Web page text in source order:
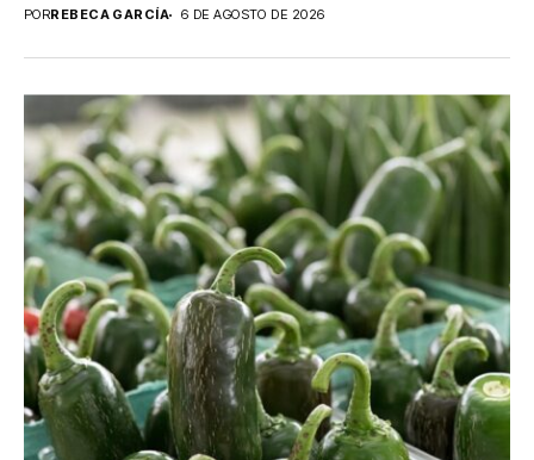
PORREBECA GARCÍA 6 DE AGOSTO DE 2026